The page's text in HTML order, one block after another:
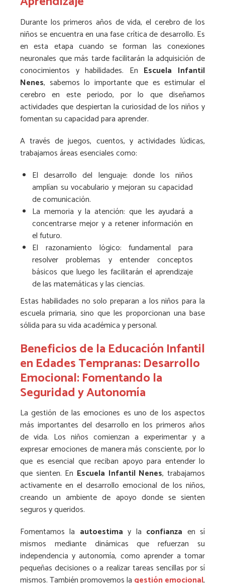
Durante los primeros años de vida, el cerebro de los
niños se encuentra en una fase crítica de desarrollo. Es
en esta etapa cuando se forman las conexiones
neuronales que más tarde facilitarán la adquisición de
conocimientos y habilidades. En Escuela Infantil
Nenes, sabemos lo importante que es estimular el
cerebro en este periodo, por lo que diseñamos
actividades que despiertan la curiosidad de los niños y
fomentan su capacidad para aprender.
A través de juegos, cuentos, y actividades lúdicas,
trabajamos áreas esenciales como:
El desarrollo del lenguaje: donde los niños
amplían su vocabulario y mejoran su capacidad
de comunicación.
La memoria y la atención: que les ayudará a
concentrarse mejor y a retener información en
el futuro.
El razonamiento lógico: fundamental para
resolver problemas y entender conceptos
básicos que luego les facilitarán el aprendizaje
de las matemáticas y las ciencias.
Estas habilidades no solo preparan a los niños para la
escuela primaria, sino que les proporcionan una base
sólida para su vida académica y personal.
Beneficios de la Educación Infantil
en Edades Tempranas: Desarrollo
Emocional: Fomentando la
Seguridad y Autonomía
La gestión de las emociones es uno de los aspectos
más importantes del desarrollo en los primeros años
de vida. Los niños comienzan a experimentar y a
expresar emociones de manera más consciente, por lo
que es esencial que reciban apoyo para entender lo
que sienten. En Escuela Infantil Nenes, trabajamos
activamente en el desarrollo emocional de los niños,
creando un ambiente de apoyo donde se sienten
seguros y queridos.
Fomentamos la autoestima y la confianza en sí
mismos mediante dinámicas que refuerzan su
independencia y autonomía, como aprender a tomar
pequeñas decisiones o a realizar tareas sencillas por sí